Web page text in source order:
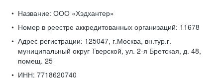
Название: ООО «Хэдхантер»
Номер в реестре аккредитованных организаций: 11678
Адрес регистрации: 125047, г.Москва, вн.тур.г.
муниципальный округ Тверской, ул. 2-я Бретская, д. 48,
помещ. 25
ИНН: 7718620740